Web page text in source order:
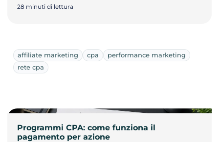
28 minuti di lettura
affiliate marketing cpa
performance marketing
rete cpa
Programmi CPA: come funziona il
pagamento per azione